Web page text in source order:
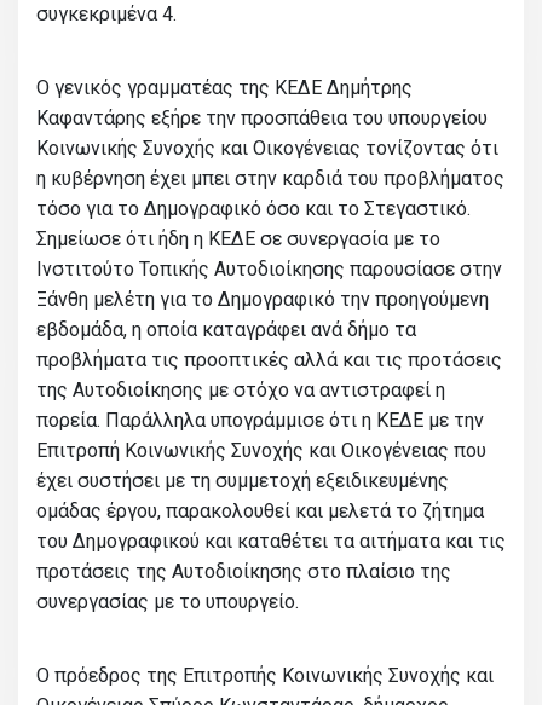
συγκεκριμένα 4.
Ο γενικός γραμματέας της ΚΕΔΕ Δημήτρης
Καφαντάρης εξήρε την προσπάθεια του υπουργείου
Κοινωνικής Συνοχής και Οικογένειας τονίζοντας ότι
η κυβέρνηση έχει μπει στην καρδιά του προβλήματος
τόσο για το Δημογραφικό όσο και το Στεγαστικό.
Σημείωσε ότι ήδη η ΚΕΔΕ σε συνεργασία με το
Ινστιτούτο Τοπικής Αυτοδιοίκησης παρουσίασε στην
Ξάνθη μελέτη για το Δημογραφικό την προηγούμενη
εβδομάδα, η οποία καταγράφει ανά δήμο τα
προβλήματα τις προοπτικές αλλά και τις προτάσεις
της Αυτοδιοίκησης με στόχο να αντιστραφεί η
πορεία. Παράλληλα υπογράμμισε ότι η ΚΕΔΕ με την
Επιτροπή Κοινωνικής Συνοχής και Οικογένειας που
έχει συστήσει με τη συμμετοχή εξειδικευμένης
ομάδας έργου, παρακολουθεί και μελετά το ζήτημα
του Δημογραφικού και καταθέτει τα αιτήματα και τις
προτάσεις της Αυτοδιοίκησης στο πλαίσιο της
συνεργασίας με το υπουργείο.
Ο πρόεδρος της Επιτροπής Κοινωνικής Συνοχής και